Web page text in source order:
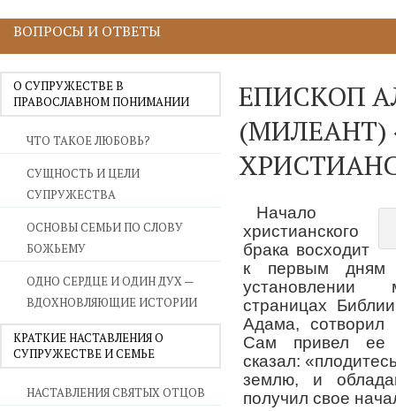
ВОПРОСЫ И ОТВЕТЫ
О СУПРУЖЕСТВЕ В
ПРАВОСЛАВНОМ ПОНИМАНИИ
ЧТО ТАКОЕ ЛЮБОВЬ?
СУЩНОСТЬ И ЦЕЛИ
СУПРУЖЕСТВА
ОСНОВЫ СЕМЬИ ПО СЛОВУ
БОЖЬЕМУ
ОДНО СЕРДЦЕ И ОДИН ДУХ —
ВДОХНОВЛЯЮЩИЕ ИСТОРИИ
КРАТКИЕ НАСТАВЛЕНИЯ О
СУПРУЖЕСТВЕ И СЕМЬЕ
НАСТАВЛЕНИЯ СВЯТЫХ ОТЦОВ
ЕПИСКОП
(МИЛЕАНТ)
Начало
христианского
брака восходит
к первым дням
страницах
Адама,
Сам привел ее
сказал:
землю, и
получил свое